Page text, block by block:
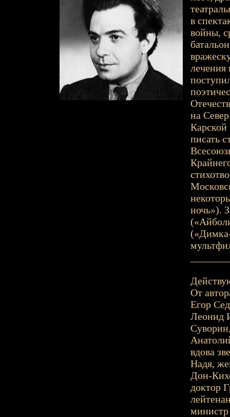
в
войны,
лечения
на
писать
ночь»).
От
Егор
Леонид
вдова
Надя,
Дон-
доктор